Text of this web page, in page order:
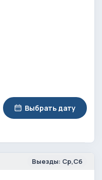
Выбрать дату
Выезды: Ср,Сб